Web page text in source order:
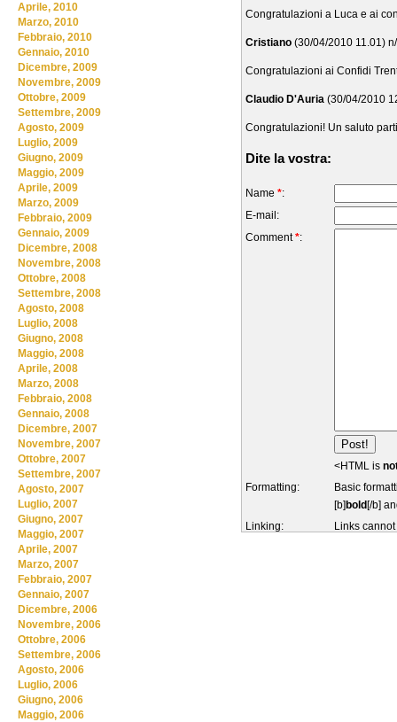
Congratulazioni a Luca e ai
Cristiano (30/04/2010 11.01)
Congratulazioni ai Confidi
Claudio D'Auria (30/04/2010
Congratulazioni! Un saluto
Dite la vostra:
Name *:
E-mail:
Comment*:
<HTML is
Formatting:
Basic
[b] bold [/b]
Linking:
Links
Aprile, 2010
Marzo, 2010
Febbraio, 2010
Gennaio, 2010
Dicembre, 2009
Novembre, 2009
Ottobre, 2009
Settembre, 2009
Agosto, 2009
Luglio, 2009
Giugno, 2009
Maggio, 2009
Aprile, 2009
Marzo, 2009
Febbraio, 2009
Gennaio, 2009
Dicembre, 2008
Novembre, 2008
Ottobre, 2008
Settembre, 2008
Agosto, 2008
Luglio, 2008
Giugno, 2008
Maggio, 2008
Aprile, 2008
Marzo, 2008
Febbraio, 2008
Gennaio, 2008
Dicembre, 2007
Novembre, 2007
Ottobre, 2007
Settembre, 2007
Agosto, 2007
Luglio, 2007
Giugno, 2007
Maggio, 2007
Aprile, 2007
Marzo, 2007
Febbraio, 2007
Gennaio, 2007
Dicembre, 2006
Novembre, 2006
Ottobre, 2006
Settembre, 2006
Agosto, 2006
Luglio, 2006
Giugno, 2006
Maggio, 2006